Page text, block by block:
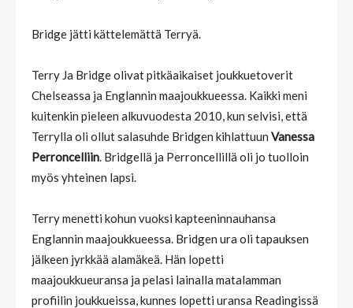
Bridge jätti kättelemättä Terryä.
Terry Ja Bridge olivat pitkäaikaiset joukkuetoverit
Chelseassa ja Englannin maajoukkueessa. Kaikki meni
kuitenkin pieleen alkuvuodesta 2010, kun selvisi, että
Terrylla oli ollut salasuhde Bridgen kihlattuun Vanessa
Perroncelliin. Bridgellä ja Perroncellillä oli jo tuolloin
myös yhteinen lapsi.
Terry menetti kohun vuoksi kapteeninnauhansa
Englannin maajoukkueessa. Bridgen ura oli tapauksen
jälkeen jyrkkää alamäkeä. Hän lopetti
maajoukkueuransa ja pelasi lainalla matalamman
profiilin joukkueissa, kunnes lopetti uransa Readingissä